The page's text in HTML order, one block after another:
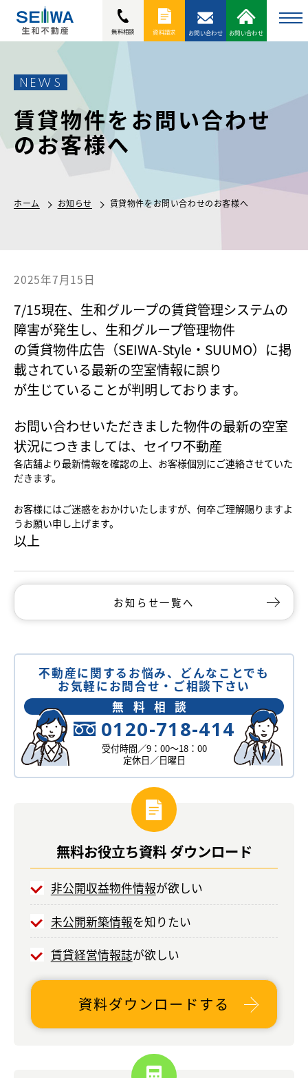
無料相談 資料請求 お問い合わせ お問い合わせ
NEWS
賃貸物件をお問い合わせ
のお客様へ
ホーム お知らせ 賃貸物件をお問い合わせのお客様へ
2025年7月15日
7/15現在、生和グループの賃貸管理システムの
障害が発生し、 生和グループ管理物件
の賃貸物件広告（SEIWA-Style・SUUMO） に掲
載されている最新の空室情報に誤り
が生じていることが判明しております。
お問い合わせいただきました物件の最新の空室
状況につきましては、セイワ不動産
各店舗より最新情報を確認の上、 お客様個別にご連絡させていた
だきます。
お客様にはご迷惑をおかけいたしますが、 何卒ご理解賜りますよ
うお願い申し上げます。
以上
お知らせ一覧へ
不動産に関するお悩み、どんなことでも
お気軽にお問合せ・ご相談下さい
無料相談
0120-718-414
受付時間／9：00～18：00
定休日／日曜日
無料お役立ち資料 ダウンロード
非公開収益物件情報が欲しい
未公開新築情報を知りたい
賃貸経営情報誌が欲しい
資料ダウンロードする